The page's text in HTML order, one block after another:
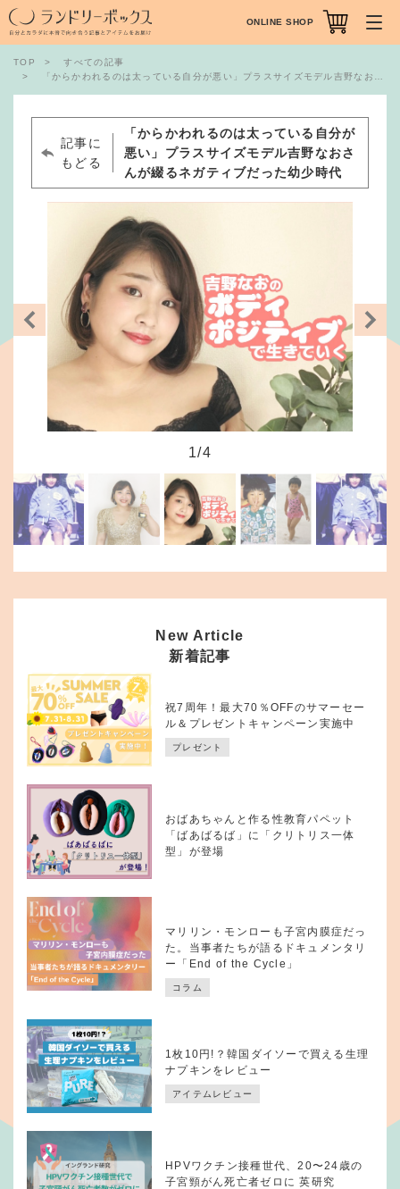
TOP
すべての記事
「からかわれるのは太っている自分が悪い」プラスサイズモデル吉野なおさんが綴るネガティブだった幼少時代
記事に
もどる
「からかわれるのは太っている自分が
悪い」プラスサイズモデル吉野なおさ
んが綴るネガティブだった幼少時代
1/4
New Article
新着記事
祝7周年！最大70％OFFのサマーセー
ル＆プレゼントキャンペーン実施中
プレゼント
おばあちゃんと作る性教育パペット
「ばあばるば」に「クリトリス一体
型」が登場
マリリン・モンローも子宮内膜症だっ
た。当事者たちが語るドキュメンタリ
ー「End of the Cycle」
コラム
1枚10円!？韓国ダイソーで買える生理
ナプキンをレビュー
アイテムレビュー
HPVワクチン接種世代、20〜24歳の
子宮頸がん死亡者ゼロに 英研究
ONLINE SHOP